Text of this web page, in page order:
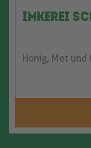
Imkerei
Honig, Met